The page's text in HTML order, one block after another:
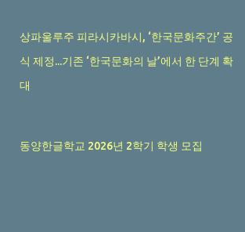
상파울루주 피라시카바시, ‘한국문화주간’ 공
식 제정...기존 ‘한국문화의 날’에서 한 단계 확
대
동양한글학교 2026년 2학기 학생 모집